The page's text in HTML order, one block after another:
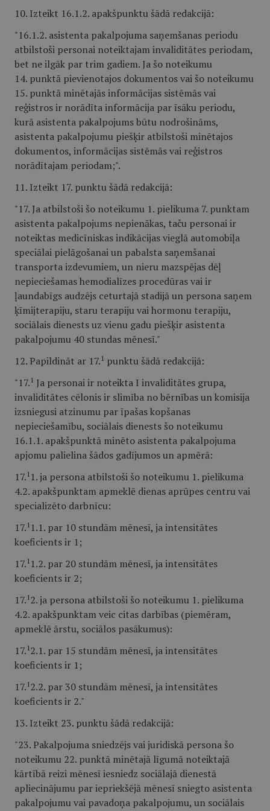
10. Izteikt 16.1.2. apakšpunktu šādā redakcijā:
"16.1.2. asistenta pakalpojuma saņemšanas periodu
atbilstoši personai noteiktajam invaliditātes periodam,
bet ne ilgāk par trim gadiem. Ja šo noteikumu
14. punktā pievienotajos dokumentos vai šo noteikumu
15. punktā minētajās informācijas sistēmās vai
reģistros ir norādīta informācija par īsāku periodu,
kurā asistenta pakalpojums būtu nodrošināms,
asistenta pakalpojumu piešķir atbilstoši minētajos
dokumentos, informācijas sistēmās vai reģistros
norādītajam periodam;".
11. Izteikt 17. punktu šādā redakcijā:
"17. Ja atbilstoši šo noteikumu 1. pielikuma 7. punktam
asistenta pakalpojums nepienākas, taču personai ir
noteiktas medicīniskas indikācijas vieglā automobiļa
speciālai pielāgošanai un pabalsta saņemšanai
transporta izdevumiem, un nieru mazspējas dēļ
nepieciešamas hemodialīzes procedūras vai ir
ļaundabīgs audzējs ceturtajā stadijā un persona saņem
ķīmijterapiju, staru terapiju vai hormonu terapiju,
sociālais dienests uz vienu gadu piešķir asistenta
pakalpojumu 40 stundas mēnesī."
12. Papildināt ar 17. 1 punktu šādā redakcijā:
"17. 1 Ja personai ir noteikta I invaliditātes grupa,
invaliditātes cēlonis ir slimība no bērnības un komisija
izsniegusi atzinumu par īpašas kopšanas
nepieciešamību, sociālais dienests šo noteikumu
16.1.1. apakšpunktā minēto asistenta pakalpojuma
apjomu palielina šādos gadījumos un apmērā:
17. 1 1. ja persona atbilstoši šo noteikumu 1. pielikuma
4.2. apakšpunktam apmeklē dienas aprūpes centru vai
specializēto darbnīcu:
17. 1 1.1. par 10 stundām mēnesī, ja intensitātes
koeficients ir 1;
17. 1 1.2. par 20 stundām mēnesī, ja intensitātes
koeficients ir 2;
17. 1 2. ja persona atbilstoši šo noteikumu 1. pielikuma
4.2. apakšpunktam veic citas darbības (piemēram,
apmeklē ārstu, sociālos pasākumus):
17. 1 2.1. par 15 stundām mēnesī, ja intensitātes
koeficients ir 1;
17. 1 2.2. par 30 stundām mēnesī, ja intensitātes
koeficients ir 2."
13. Izteikt 23. punktu šādā redakcijā:
"23. Pakalpojuma sniedzējs vai juridiskā persona šo
noteikumu 22. punktā minētajā līgumā noteiktajā
kārtībā reizi mēnesī iesniedz sociālajā dienestā
apliecinājumu par iepriekšējā mēnesī sniegto asistenta
pakalpojumu vai pavadoņa pakalpojumu, un sociālais